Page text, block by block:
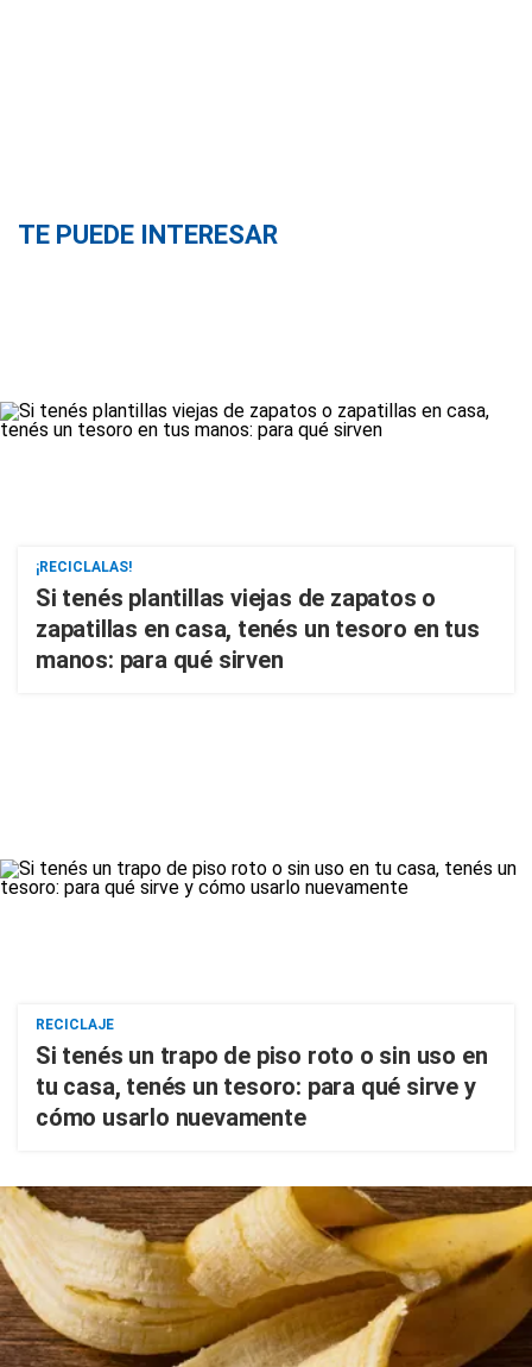
TE PUEDE INTERESAR
¡RECICLALAS!
Si tenés plantillas viejas de zapatos o
zapatillas en casa, tenés un tesoro en tus
manos: para qué sirven
RECICLAJE
Si tenés un trapo de piso roto o sin uso en
tu casa, tenés un tesoro: para qué sirve y
cómo usarlo nuevamente